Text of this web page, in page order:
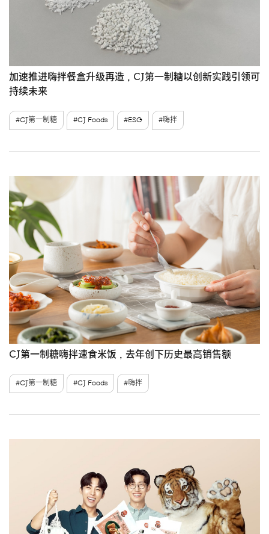
加速推进嗨拌餐盒升级再造，CJ第一制糖以创新实践引领可
持续未来
#CJ第一制糖 #CJ Foods #ESG #嗨拌
CJ第一制糖嗨拌速食米饭，去年创下历史最高销售额
#CJ第一制糖 #CJ Foods #嗨拌